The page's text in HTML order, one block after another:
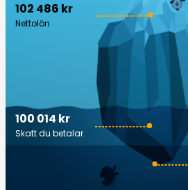
102 486 kr
Nettolön
100 014 kr
Skatt du betalar